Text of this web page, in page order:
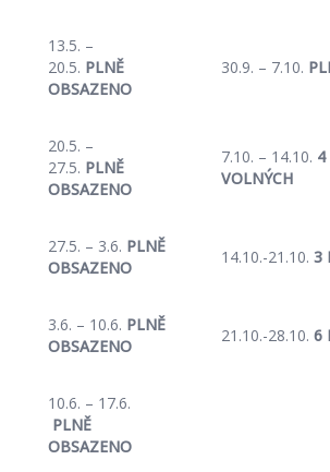
13.5. –
20.5. PLNĚ
OBSAZENO
30.9. – 7.10.
20.5. –
27.5. PLNĚ
OBSAZENO
7.10. – 14.10. 4
VOLNÝCH
27.5. – 3.6. PLNĚ
OBSAZENO
14.10.-21.10. 3
3.6. – 10.6. PLNĚ
OBSAZENO
21.10.-28.10. 6
10.6. – 17.6.
PLNĚ
OBSAZENO